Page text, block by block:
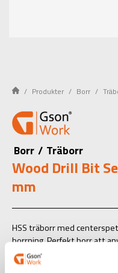
Produkter Borr
Borr / Träborr
Wood Drill Bit
mm
HSS träborr med
borrning. Perfekt borr att
batteriborrmaskiner. För
samt spånskivor. 6,35 mm